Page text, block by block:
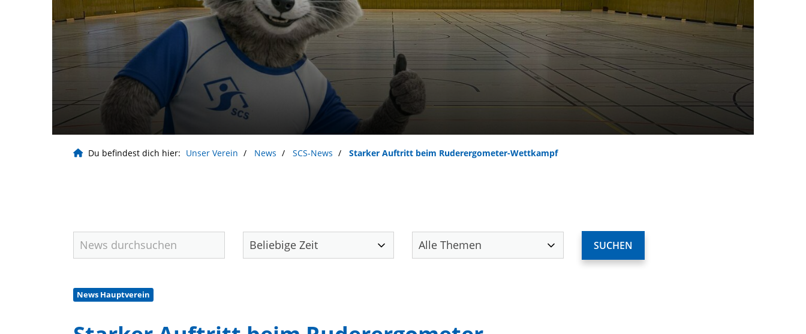
Du befindest dich hier: Unser Verein News SCS-News Starker Auftritt beim Ruderergometer-Wettkampf
News Hauptverein
Geschäftsstelle Unser Verein